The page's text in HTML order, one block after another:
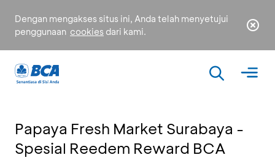
Dengan mengakses situs ini, Anda telah menyetujui
penggunaan cookies dari kami.
Papaya Fresh Market Surabaya -
Spesial Reedem Reward BCA